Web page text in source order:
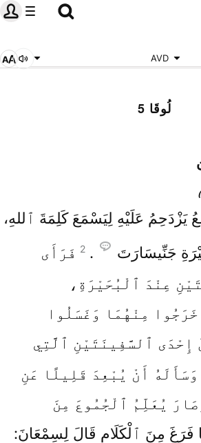
AVD
لُوقَا 5
)
يَزْدَحِمُ عَلَيْهِ لِيَسْمَعَ كَلِمَةَ ٱللهِ،
جَنِّيسَارَتَ
.
2 فَرَأَى
عِنْدَ ٱلْبُحَيْرَةِ،
مِنْهُمَا وَغَسَلُوا
إِحْدَى ٱلسَّفِينَتَيْنِ ٱلَّتِي
أَنْ يُبْعِدَ قَلِيلًا عَنِ
يُعَلِّمُ ٱلْجُمُوعَ مِنَ
فَرَغَ مِنَ ٱلْكَلَامِ قَالَ لِسِمْعَانَ: